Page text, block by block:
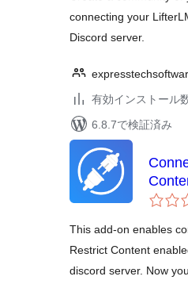
connecting your
Discord server.
有効インストール
6.8.7で検証済み
This add-on enables
Restrict Content
discord server. Now